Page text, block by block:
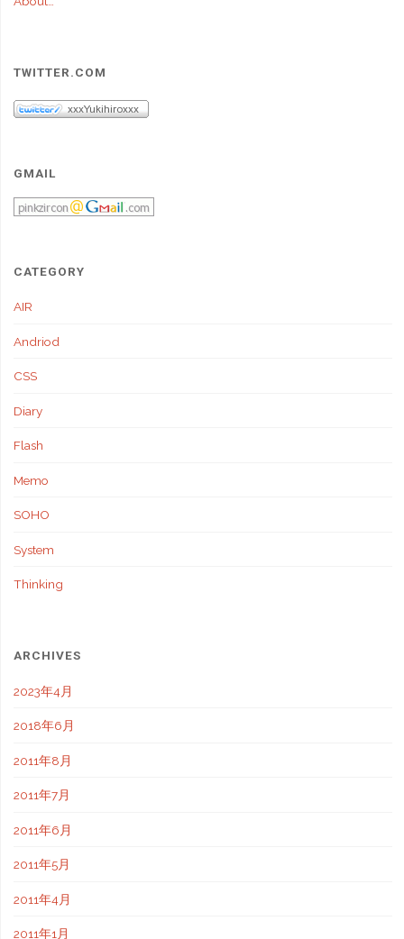
gravatar
が
送
TWITTER.COM
GMAIL
CATEGORY
AIR
Andriod
CSS
Diary
Flash
Memo
SOHO
System
Thinking
ARCHIVES
2023年4月
2018年6月
2011年8月
2011年7月
2011年6月
2011年5月
2011年4月
2011年1月